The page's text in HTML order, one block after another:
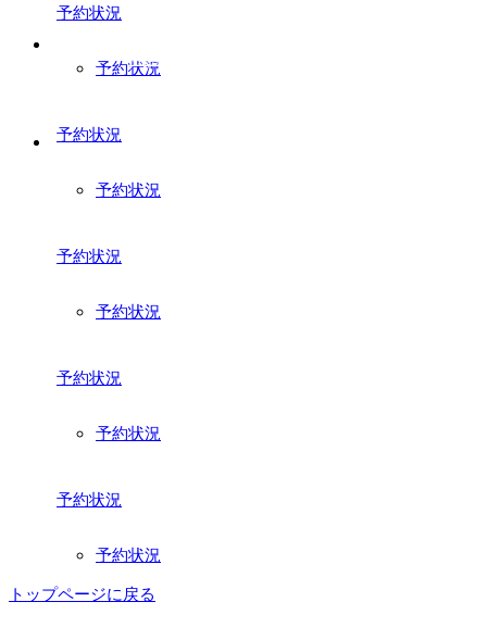
お知らせ
予約状況
予約状況
予約状況
予約状況
予約状況
予約状況
予約状況
予約状況
予約状況
予約状況
トップページに戻る